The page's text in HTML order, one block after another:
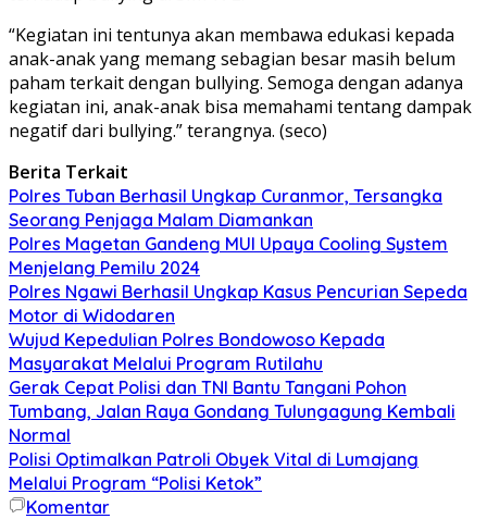
“Kegiatan ini tentunya akan membawa edukasi kepada
anak-anak yang memang sebagian besar masih belum
paham terkait dengan bullying. Semoga dengan adanya
kegiatan ini, anak-anak bisa memahami tentang dampak
negatif dari bullying.” terangnya. (seco)
Berita Terkait
Polres Tuban Berhasil Ungkap Curanmor, Tersangka
Seorang Penjaga Malam Diamankan
Polres Magetan Gandeng MUI Upaya Cooling System
Menjelang Pemilu 2024
Polres Ngawi Berhasil Ungkap Kasus Pencurian Sepeda
Motor di Widodaren
Wujud Kepedulian Polres Bondowoso Kepada
Masyarakat Melalui Program Rutilahu
Gerak Cepat Polisi dan TNI Bantu Tangani Pohon
Tumbang, Jalan Raya Gondang Tulungagung Kembali
Normal
Polisi Optimalkan Patroli Obyek Vital di Lumajang
Melalui Program “Polisi Ketok”
Komentar